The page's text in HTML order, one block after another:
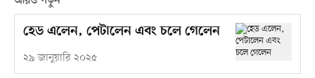
হেড এলেন, পেটালেন এবং চলে গেলেন
২৯ জানুয়ারি ২০২৫